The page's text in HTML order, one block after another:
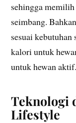
sehingga
seimbang.
sesuai
kalori untuk
untuk hewan aktif.
Teknologi
Lifestyle